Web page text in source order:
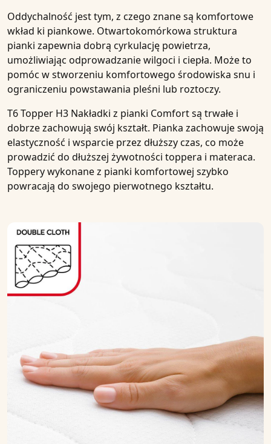
Oddychalność jest tym, z czego znane są komfortowe
wkład ki piankowe. Otwartokomórkowa struktura
pianki zapewnia dobrą cyrkulację powietrza,
umożliwiając odprowadzanie wilgoci i ciepła. Może to
pomóc w stworzeniu komfortowego środowiska snu i
ograniczeniu powstawania pleśni lub roztoczy.
T6 Topper H3 Nakładki z pianki Comfortsą trwałe i
dobrze zachowują swój kształt. Pianka zachowuje swoją
elastyczność i wsparcie przez dłuższy czas, co może
prowadzić do dłuższej żywotności toppera i materaca.
Toppery wykonane z pianki komfortowej szybko
powracają do swojego pierwotnego kształtu.